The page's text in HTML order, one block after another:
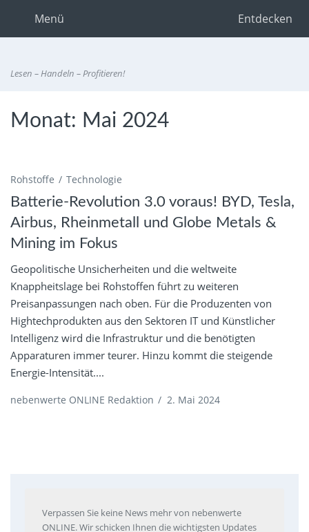
Entdecken
Menü
Lesen – Handeln – Profitieren!
Monat: Mai 2024
Rohstoffe Technologie
Batterie-Revolution 3.0 voraus! BYD, Tesla,
Airbus, Rheinmetall und Globe Metals &
Mining im Fokus
Geopolitische Unsicherheiten und die weltweite
Knappheitslage bei Rohstoffen führt zu weiteren
Preisanpassungen nach oben. Für die Produzenten von
Hightechprodukten aus den Sektoren IT und Künstlicher
Intelligenz wird die Infrastruktur und die benötigten
Apparaturen immer teurer. Hinzu kommt die steigende
Energie-Intensität....
nebenwerte ONLINE Redaktion / 2. Mai 2024
Verpassen Sie keine News mehr von nebenwerte
ONLINE. Wir schicken Ihnen die wichtigsten Updates